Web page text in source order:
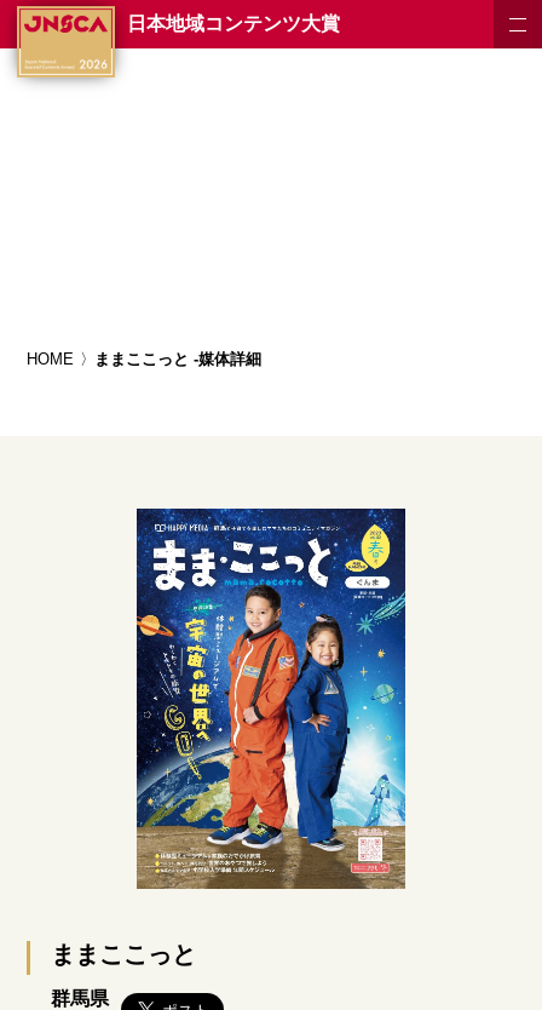
日本地域コンテンツ大賞
HOME ままここっと -媒体詳細
ままここっと
群馬県